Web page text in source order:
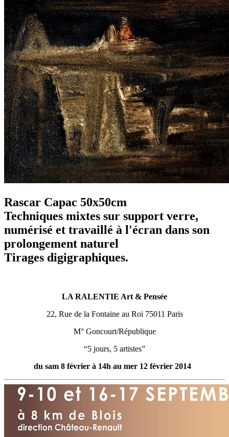
Rascar Capac 50x50cm
Techniques mixtes sur support verre,
numérisé et travaillé à l'écran dans son
prolongement naturel
Tirages digigraphiques.
LA RALENTIE Art & Pensée
22, Rue de la Fontaine au Roi 75011 Paris
M° Goncourt/République
“5 jours, 5 artistes”
du sam 8 février à 14h au mer 12 février 2014